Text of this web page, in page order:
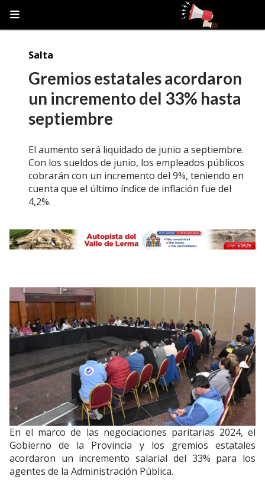
Gremios estatales acordaron
un incremento del 33% hasta
septiembre
El aumento será liquidado de junio a septiembre.
Con los sueldos de junio, los empleados públicos
cobrarán con un incremento del 9%, teniendo en
cuenta que el último índice de inflación fue del
4,2%.
Salta
En el marco de las negociaciones paritarias 2024, el
Gobierno de la Provincia y los gremios estatales
acordaron un incremento salarial del 33% para los
agentes de la Administración Pública.